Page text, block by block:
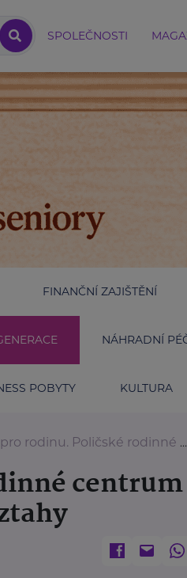
SPOLEČNOSTI
FINANČNÍ ZAJIŠTĚNÍ
NÁHRADNÍ
POBYTY KULTURA
Poličské rodinné centrum MaTami pomáhá budovat vztahy
centrum